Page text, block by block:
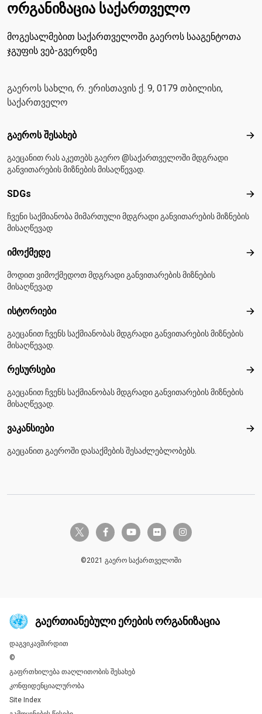
ორგანიზაცია საქართველო
მოგესალმებით საქართველოში გაეროს სააგენტოთა
ჯგუფის ვებ-გვერდზე
გაეროს სახლი, რ. ერისთავის ქ. 9, 0179 თბილისი,
საქართველო
Footer menu
გაეროს შესახებ
გაეცანით რას აკეთებს გაერო @საქართველოში მდგრადი
განვითარების მიზნების მისაღწევად.
SDGs
ჩვენი საქმიანობა მიმართული მდგრადი განვითარების მიზნების
მისაღწევად
იმოქმედე
მოდით ვიმოქმედოთ მდგრადი განვითარების მიზნების
მისაღწევად
ისტორიები
გაეცანით ჩვენს საქმიანობას მდგრადი განვითარების მიზნების
მისაღწევად.
რესურსები
გაეცანით ჩვენს საქმიანობას მდგრადი განვითარების მიზნების
მისაღწევად.
ვაკანსიები
გაეცანით გაეროში დასაქმების შესაძლებლობებს.
twitter-x facebook-fyoutube flickr instagram
©2021 გაერო საქართველოში
ᲒᲐᲔᲠᲗᲘᲐᲜᲔᲑᲣᲚᲘ ᲔᲠᲔᲑᲘᲡ ᲝᲠᲒᲐᲜᲘᲖᲐᲪᲘᲐ
Global U.N. menu
დაგვიკავშირდით
©
გაფრთხილება თაღლითობის შესახებ
კონფიდენციალურობა
Site Index